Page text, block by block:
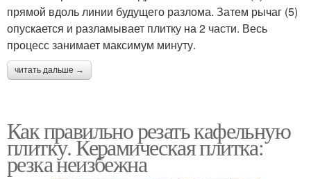
прямой вдоль линии будущего разлома. Затем рычаг (5)
опускается и разламывает плитку на 2 части. Весь
процесс занимает максимум минуту.
читать дальше →
Как правильно резать кафельную
плитку. Керамическая плитка:
резка неизбежна